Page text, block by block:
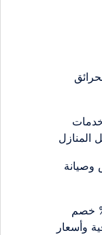
الحرائق
وصيانة
وسط الرياض بـ 45% خصم
وأسعار